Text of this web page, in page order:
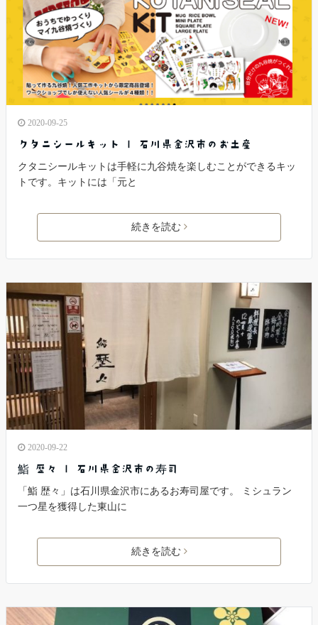
2020-09-25
クタニシールキット | 石川県金沢市のお土産
クタニシールキットは手軽に九谷焼を楽しむことができるキッ
トです。キットには「元と
続きを読む
2020-09-22
鮨 歴々 | 石川県金沢市の寿司
「鮨 歴々」は石川県金沢市にあるお寿司屋です。 ミシュラン
一つ星を獲得した東山に
続きを読む